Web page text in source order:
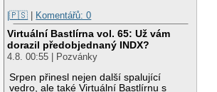
|🇵🇸 | Komentářů: 0
Virtuální Bastlírna vol. 65: Už vám
dorazil předobjednaný INDX?
4.8. 00:55 | Pozvánky
Srpen přinesl nejen další spalující
vedro, ale také Virtuální Bastlírnu s